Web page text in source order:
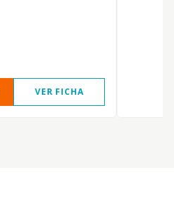
VER FICHA